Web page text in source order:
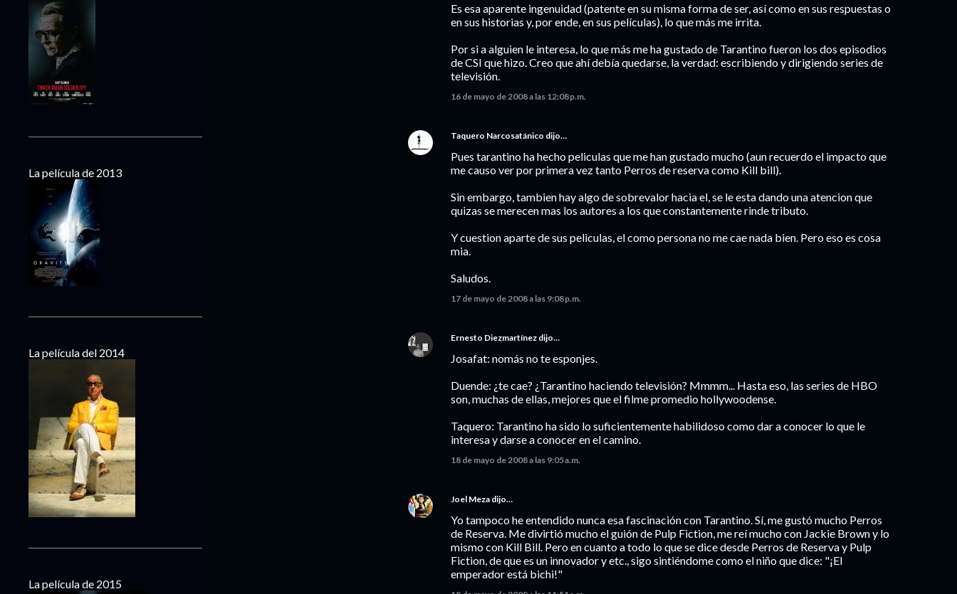
Es esa aparente ingenuidad (patente en su misma forma de ser, así como en sus respuestas o
en sus historias y, por ende, en sus películas), lo que más me irrita.
Por si a alguien le interesa, lo que más me ha gustado de Tarantino fueron los dos episodios
de CSI que hizo. Creo que ahí debía quedarse, la verdad: escribiendo y dirigiendo series de
televisión.
16 de mayo de 2008 a las 12:08 p.m.
Taquero Narcosatánico dijo…
Pues tarantino ha hecho peliculas que me han gustado mucho (aun recuerdo el impacto que
me causo ver por primera vez tanto Perros de reserva como Kill bill).
Sin embargo, tambien hay algo de sobrevalor hacia el, se le esta dando una atencion que
quizas se merecen mas los autores a los que constantemente rinde tributo.
Y cuestion aparte de sus peliculas, el como persona no me cae nada bien. Pero eso es cosa
mia.
Saludos.
17 de mayo de 2008 a las 9:08 p.m.
Ernesto Diezmartínez dijo…
Josafat: nomás no te esponjes.
Duende: ¿te cae? ¿Tarantino haciendo televisión? Mmmm... Hasta eso, las series de HBO
son, muchas de ellas, mejores que el filme promedio hollywoodense.
Taquero: Tarantino ha sido lo suficientemente habilidoso como dar a conocer lo que le
interesa y darse a conocer en el camino.
18 de mayo de 2008 a las 9:05 a.m.
Joel Meza dijo…
Yo tampoco he entendido nunca esa fascinación con Tarantino. Sí, me gustó mucho Perros
de Reserva. Me divirtió mucho el guión de Pulp Fiction, me reí mucho con Jackie Brown y lo
mismo con Kill Bill. Pero en cuanto a todo lo que se dice desde Perros de Reserva y Pulp
Fiction, de que es un innovador y etc., sigo sintiéndome como el niño que dice: "¡El
emperador está bichi!"
La película de 2013
La película del 2014
La película de 2015